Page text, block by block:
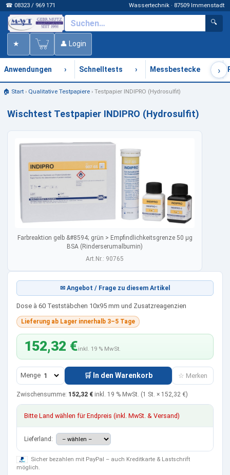
☎ 08323 / 969 171 Wassertechnik · 87509 Immenstadt
🔍
★ 👤 Login
Anwendungen › Schnelltests › Messbestecke ›
🏠 Start› Qualitative Testpapiere› Testpapier INDIPRO (Hydrosulfit)
Wischtest Testpapier INDIPRO (Hydrosulfit)
Farbreaktion gelb &#8594; grün > Empfindlichkeitsgrenze 50 µg
BSA (Rinderserumalbumin)
Art.Nr.: 90765
✉ Angebot / Frage zu diesem Artikel
Dose à 60 Teststäbchen 10x95 mm und Zusatzreagenzien
Lieferung ab Lager innerhalb 3–5 Tage
152,32 €inkl. 19 % MwSt.
Menge 🛒 In den Warenkorb ☆ Merken
Zwischensumme: 152,32 € inkl. 19 % MwSt. (1 St. × 152,32 €)
Bitte Land wählen für Endpreis (inkl. MwSt. & Versand)
Lieferland:
Sicher bezahlen mit PayPal – auch Kreditkarte & Lastschrift
möglich.